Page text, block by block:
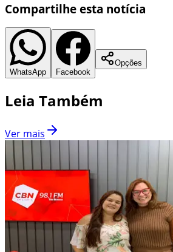
Compartilhe esta notícia
WhatsApp Facebook
Opções
Leia Também
Ver mais